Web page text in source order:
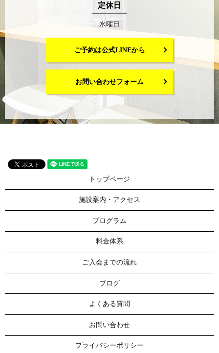
定休日
水曜日
ご予約は公式LINEから
お問い合わせフォーム
トップページ
施設案内・アクセス
プログラム
料金体系
ご入会までの流れ
ブログ
よくある質問
お問い合わせ
プライバシーポリシー